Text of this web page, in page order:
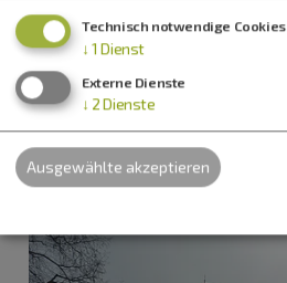
Technisch notwendige Cookies
↓ 1 Dienst
Externe Dienste
↓ 2 Dienste
Ausgewählte akzeptieren